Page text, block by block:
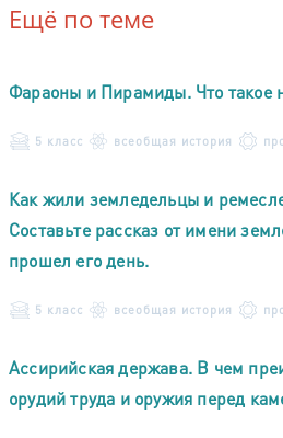
Ещё по теме
Фараоны и Пирамиды. Что такое
5 класс всеобщая история
Как жили земледельцы и
Составьте рассказ от имени
прошел его день.
5 класс всеобщая история
Ассирийская держава. В чем
орудий труда и оружия перед